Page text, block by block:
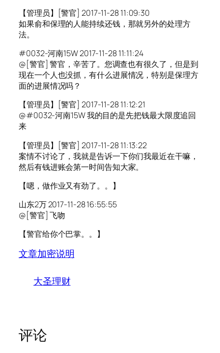
【管理员】[警官] 2017-11-28 11:09:30
如果俞和保理的人能持续还钱，那就另外的处理方
法。
#0032-河南15W 2017-11-28 11:11:24
@[警官] 警官，辛苦了。您调查也有很久了，但是到
现在一个人也没抓，有什么进展情况，特别是保理方
面的进展情况吗？
【管理员】[警官] 2017-11-28 11:12:21
@#0032-河南15W 我的目的是先把钱最大限度追回
来
【管理员】[警官] 2017-11-28 11:13:22
案情不讨论了，我就是告诉一下你们我最近在干嘛，
然后有钱进账会第一时间告知大家。
【嗯，做作业又有劲了。。】
山东2万 2017-11-28 16:55:55
@[警官] 飞吻
【警官给你个巴掌。。】
文章加密说明
大圣理财
评论